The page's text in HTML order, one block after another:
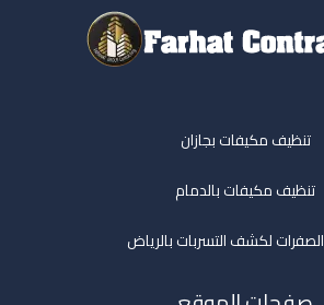
تنظيف مكيفات بجازان
تنظيف مكيفات بالدمام
لكشف التسربات بالرياض